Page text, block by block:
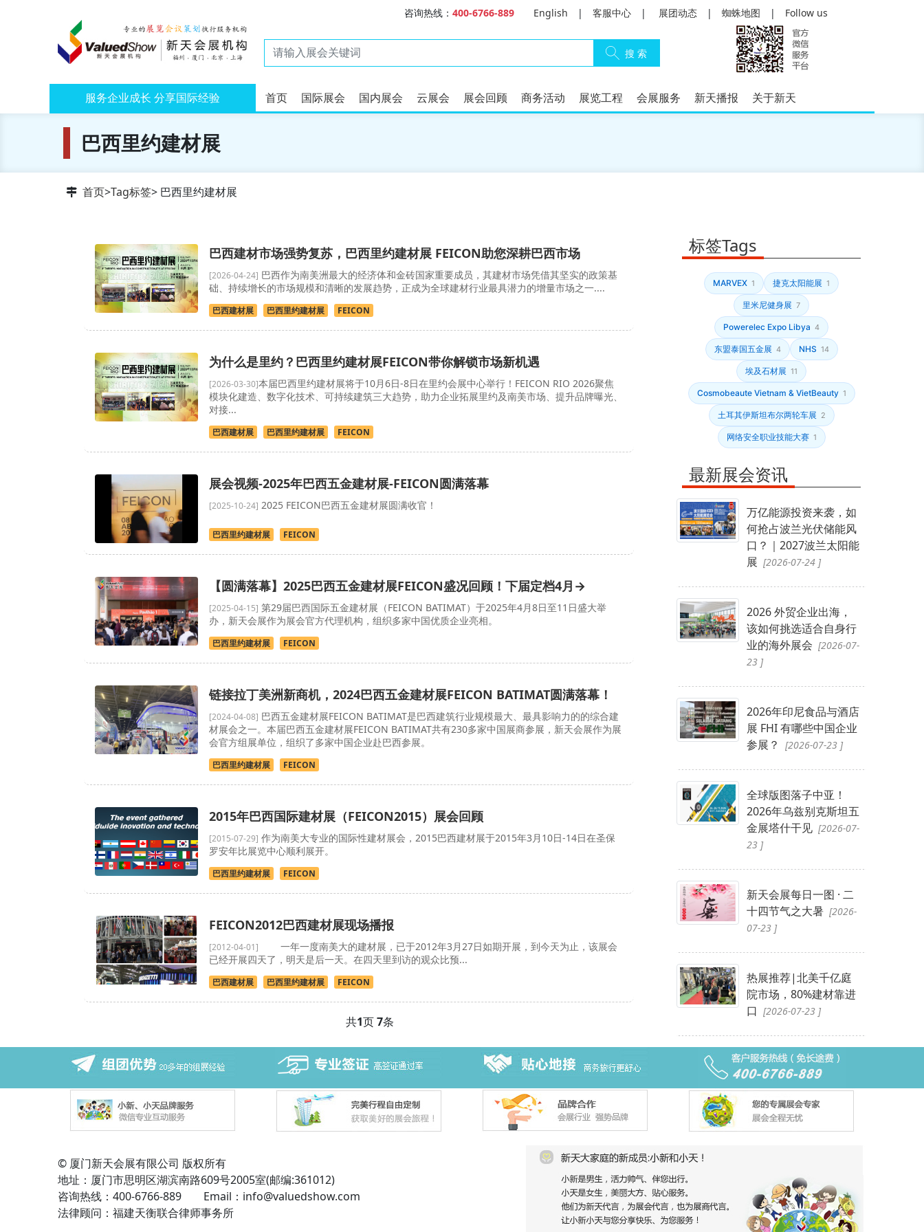
咨询热线： 400-6766-889 English | 客服中心 | 展团动态 | 蜘蛛地图 | Follow us
服务企业成长 分享国际经验 首页 国际展会 国内展会 云展会 展会回顾 商务活动 展览工程 会展服务 新天播报 关于新天
巴西里约建材展
首页>Tag标签> 巴西里约建材展
巴西建材市场强势复苏，巴西里约建材展 FEICON助您深耕巴西市场
[2026-04-24] 巴西作为南美洲最大的经济体和金砖国家重要成员，其建材市场凭借其坚实的政策基
础、持续增长的市场规模和清晰的发展趋势，正成为全球建材行业最具潜力的增量市场之一....
巴西建材展 巴西里约建材展 FEICON
为什么是里约？巴西里约建材展FEICON带你解锁市场新机遇
[2026-03-30]​本届巴西里约建材展将于10月6日-8日在里约会展中心举行！FEICON RIO 2026聚焦
模块化建造、数字化技术、可持续建筑三大趋势，助力企业拓展里约及南美市场、提升品牌曝光、
对接...
巴西建材展 巴西里约建材展 FEICON
展会视频-2025年巴西五金建材展-FEICON圆满落幕
[2025-10-24] 2025 FEICON巴西五金建材展圆满收官！
巴西里约建材展 FEICON
【圆满落幕】2025巴西五金建材展FEICON盛况回顾！下届定档4月→
[2025-04-15] 第29届巴西国际五金建材展（FEICON BATIMAT）于2025年4月8日至11日盛大举
办，新天会展作为展会官方代理机构，组织多家中国优质企业亮相。
巴西里约建材展 FEICON
链接拉丁美洲新商机，2024巴西五金建材展FEICON BATIMAT圆满落幕！
[2024-04-08] 巴西五金建材展FEICON BATIMAT是巴西建筑行业规模最大、最具影响力的的综合建
材展会之一。本届巴西五金建材展FEICON BATIMAT共有230多家中国展商参展，新天会展作为展
会官方组展单位，组织了多家中国企业赴巴西参展。
巴西里约建材展 FEICON
2015年巴西国际建材展（FEICON2015）展会回顾
[2015-07-29] 作为南美大专业的国际性建材展会，2015巴西建材展于2015年3月10日-14日在圣保
罗安年比展览中心顺利展开。
巴西里约建材展 FEICON
FEICON2012巴西建材展现场播报
[2012-04-01]
一年一度南美大的建材展，已于2012年3月27日如期开展，到今天为止，该展会
已经开展四天了，明天是后一天。在四天里到访的观众比预...
巴西建材展 巴西里约建材展 FEICON
共1页7条
标签Tags
MARVEX 1 捷克太阳能展 1
里米尼健身展 7
Powerelec Expo Libya 4
东盟泰国五金展 4 NHS 14
埃及石材展 11
Cosmobeaute Vietnam & VietBeauty 1
土耳其伊斯坦布尔两轮车展 2
网络安全职业技能大赛 1
最新展会资讯
万亿能源投资来袭，如
何抢占波兰光伏储能风
口？｜2027波兰太阳能
展 [2026-07-24 ]
2026 外贸企业出海，
该如何挑选适合自身行
业的海外展会 [2026-07-
23 ]
2026年印尼食品与酒店
展 FHI 有哪些中国企业
参展？
[2026-07-23 ]
全球版图落子中亚！
2026年乌兹别克斯坦五
金展塔什干见 [2026-07-
23 ]
新天会展每日一图 · 二
十四节气之大暑 [2026-
07-23 ]
热展推荐|北美千亿庭
院市场，80%建材靠进
口 [2026-07-23 ]
© 厦门新天会展有限公司 版权所有
地址：厦门市思明区湖滨南路609号2005室(邮编:361012)
咨询热线：400-6766-889 Email：info@valuedshow.com
法律顾问：福建天衡联合律师事务所